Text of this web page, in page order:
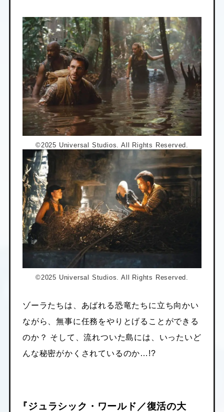
©2025 Universal Studios. All Rights Reserved.
©2025 Universal Studios. All Rights Reserved.
ゾーラたちは、あばれる恐竜たちに立ち向かい
ながら、無事に任務をやりとげることができる
のか？ そして、流れついた島には、いったいど
んな秘密がかくされているのか…!?
『ジュラシック・ワールド／復活の大